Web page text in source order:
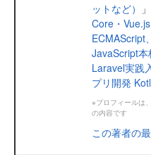
ットなど）
Core・
ECMAScript
JavaScript本
Laravel実践
プリ開発
※プロフィールは
の内容です
この著者の